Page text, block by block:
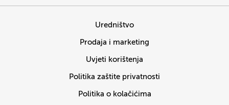
Uredništvo
Prodaja i marketing
Uvjeti korištenja
Politika zaštite privatnosti
Politika o kolačićima